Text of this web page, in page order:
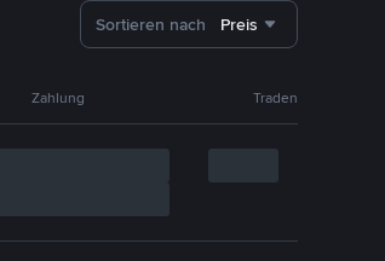
Sortieren nach Preis
Zahlung Traden